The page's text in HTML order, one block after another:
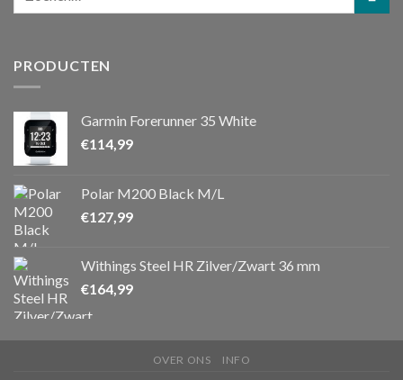
PRODUCTEN
Garmin Forerunner 35 White
€114,99
Polar M200 Black M/L
€127,99
Withings Steel HR Zilver/Zwart 36 mm
€164,99
OVER ONS INFO